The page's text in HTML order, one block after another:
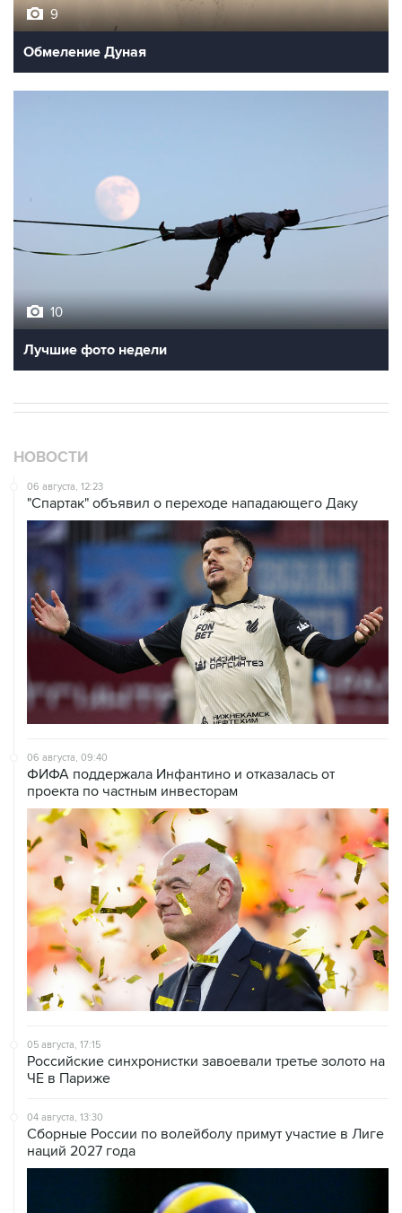
9
Обмеление Дуная
10
Лучшие фото недели
НОВОСТИ
06 августа, 12:23
"Спартак" объявил о переходе нападающего Даку
06 августа, 09:40
ФИФА поддержала Инфантино и отказалась от
проекта по частным инвесторам
05 августа, 17:15
Российские синхронистки завоевали третье золото на
ЧЕ в Париже
04 августа, 13:30
Сборные России по волейболу примут участие в Лиге
наций 2027 года